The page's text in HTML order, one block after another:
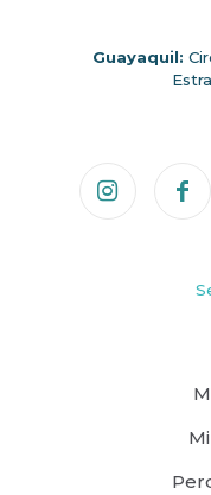
Guayaquil: